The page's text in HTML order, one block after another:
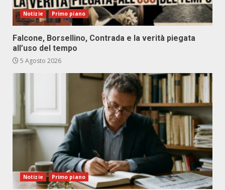
Notizie Primo piano
Falcone, Borsellino, Contrada e la verità piegata
all’uso del tempo
5 Agosto 2026
Notizie Primo piano